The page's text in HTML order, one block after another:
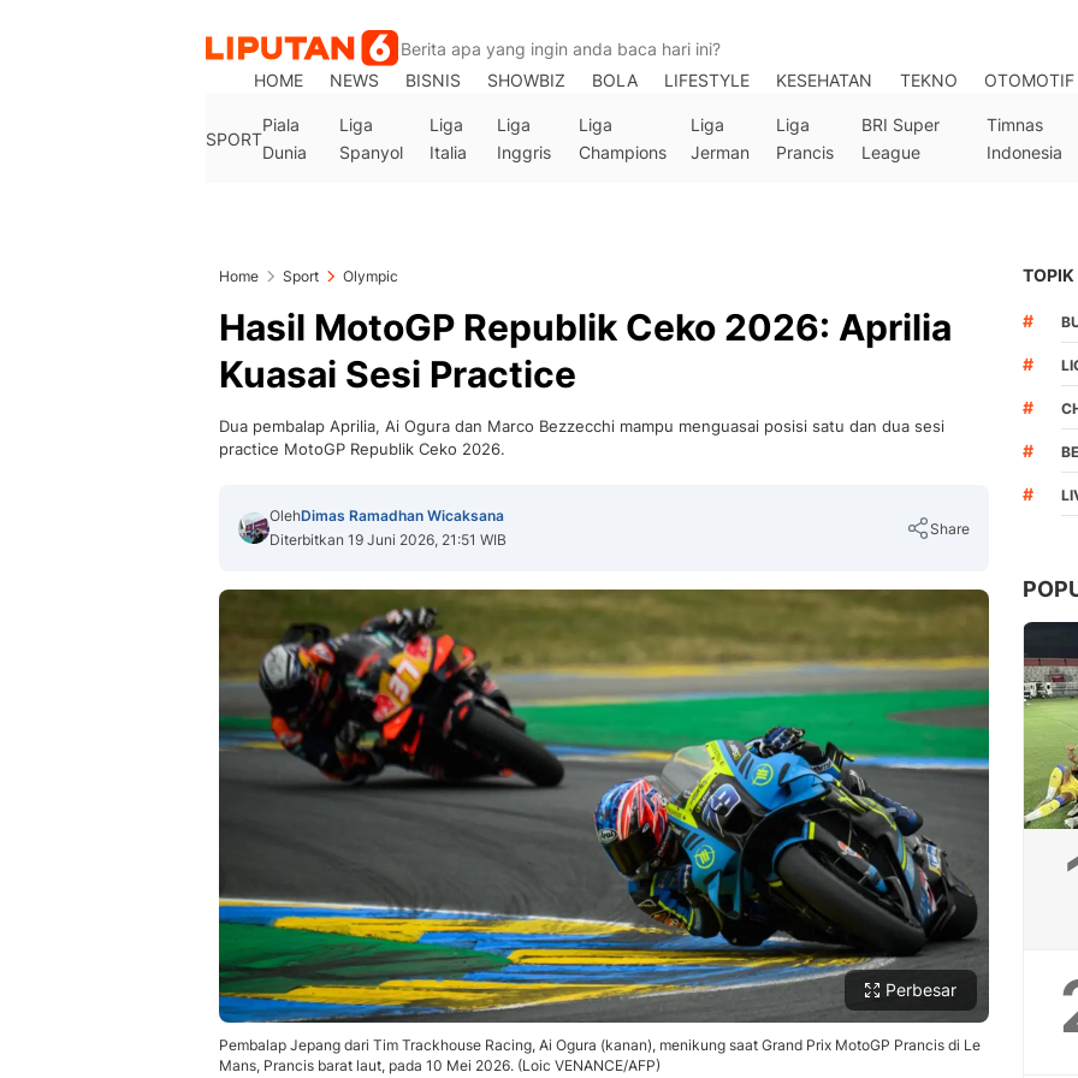
HOME
NEWS BISNIS SHOWBIZ BOLA LIFESTYLE KESEHATAN TEKNO OTOMOTIF
SPORT
Piala
Dunia
Liga
Spanyol
Liga
Italia
Liga
Inggris
Liga
Champions
Liga
Jerman
Liga
Prancis
BRI Super
League
Timnas
Indonesia
Home Sport Olympic
Hasil MotoGP Republik Ceko 2026: Aprilia
Kuasai Sesi Practice
Dua pembalap Aprilia, Ai Ogura dan Marco Bezzecchi mampu menguasai posisi satu dan dua sesi
practice MotoGP Republik Ceko 2026.
OlehDimas Ramadhan Wicaksana
Diterbitkan 19 Juni 2026, 21:51 WIB
Share
Copy Link
Perbesar
Pembalap Jepang dari Tim Trackhouse Racing, Ai Ogura (kanan), menikung saat Grand Prix MotoGP Prancis di Le
Mans, Prancis barat laut, pada 10 Mei 2026. (Loic VENANCE/AFP)
TOPIK
#
#
#
#
#